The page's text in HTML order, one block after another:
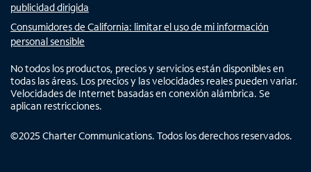
publicidad dirigida
Consumidores de California: limitar el uso de mi información
personal sensible
No todos los productos, precios y servicios están disponibles en
todas las áreas. Los precios y las velocidades reales pueden variar.
Velocidades de Internet basadas en conexión alámbrica. Se
aplican restricciones.
©2025 Charter Communications. Todos los derechos reservados.